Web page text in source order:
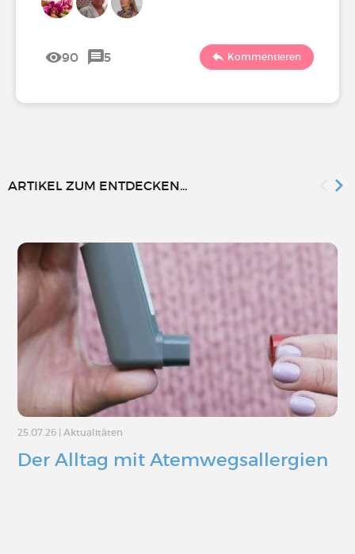
90 5 Kommentieren
ARTIKEL ZUM ENTDECKEN...
25.07.26 Aktualitäten
Der Alltag mit Atemwegsallergien